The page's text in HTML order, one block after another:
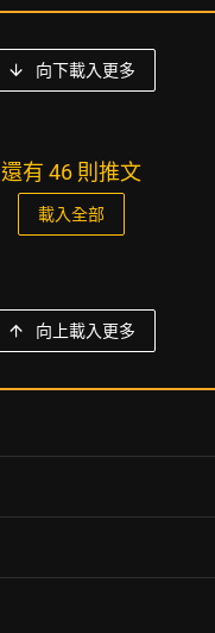
向下載入更多
還有 46 則推文
載入全部
向上載入更多